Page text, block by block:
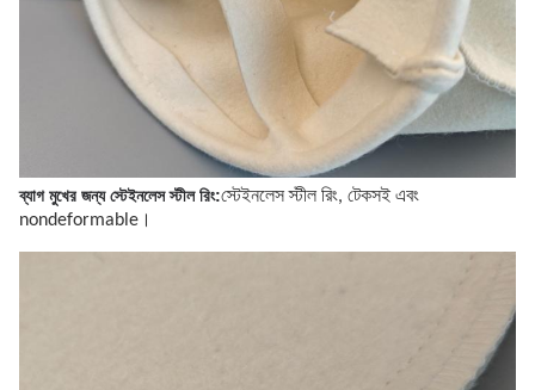
ব্যাগ মুখের জন্য স্টেইনলেস স্টীল রিং:স্টেইনলেস স্টীল রিং, টেকসই এবং
nondeformable।